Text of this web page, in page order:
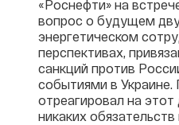
«Роснефти» на
вопрос о будущем
энергетическом
перспективах,
санкций против
событиями в
отреагировал на
никаких